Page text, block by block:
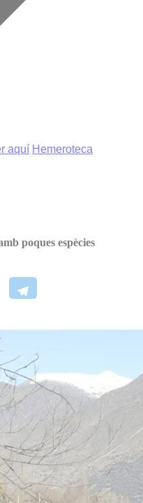
aquí Hemeroteca
poques espècies